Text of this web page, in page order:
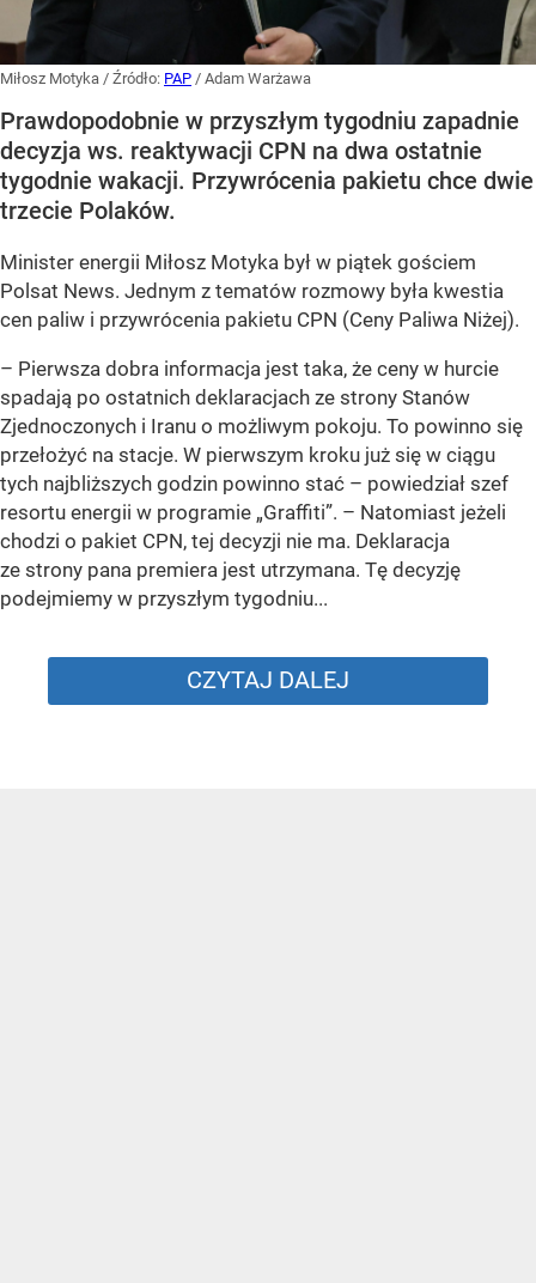
Miłosz Motyka / Źródło: PAP / Adam Warżawa
Prawdopodobnie w przyszłym tygodniu zapadnie
decyzja ws. reaktywacji CPN na dwa ostatnie
tygodnie wakacji. Przywrócenia pakietu chce dwie
trzecie Polaków.
Minister energii Miłosz Motyka był w piątek gościem
Polsat News. Jednym z tematów rozmowy była kwestia
cen paliw i przywrócenia pakietu CPN (Ceny Paliwa Niżej).
– Pierwsza dobra informacja jest taka, że ceny w hurcie
spadają po ostatnich deklaracjach ze strony Stanów
Zjednoczonych i Iranu o możliwym pokoju. To powinno się
przełożyć na stacje. W pierwszym kroku już się w ciągu
tych najbliższych godzin powinno stać – powiedział szef
resortu energii w programie „Graffiti”. – Natomiast jeżeli
chodzi o pakiet CPN, tej decyzji nie ma. Deklaracja
ze strony pana premiera jest utrzymana. Tę decyzję
podejmiemy w przyszłym tygodniu...
CZYTAJ DALEJ